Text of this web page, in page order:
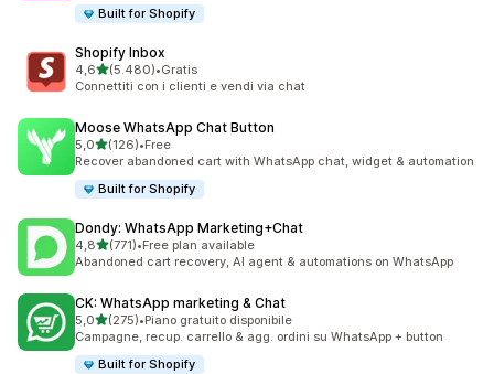
Built for Shopify
Shopify Inbox
4,6stelle su 5
(5.480)
5480 recensioni totali
•Gratis
Connettiti con i clienti e vendi via chat
Moose WhatsApp Chat Button
5,0stelle su 5
(126)
126 recensioni totali
•Free
Recover abandoned cart with WhatsApp chat, widget & automation
Built for Shopify
Dondy: WhatsApp Marketing+Chat
4,8stelle su 5
(771)
771 recensioni totali
•Free plan available
Abandoned cart recovery, AI agent & automations on WhatsApp
CK: WhatsApp marketing & Chat
5,0stelle su 5
(275)
275 recensioni totali
•Piano gratuito disponibile
Campagne, recup. carrello & agg. ordini su WhatsApp + button
Built for Shopify